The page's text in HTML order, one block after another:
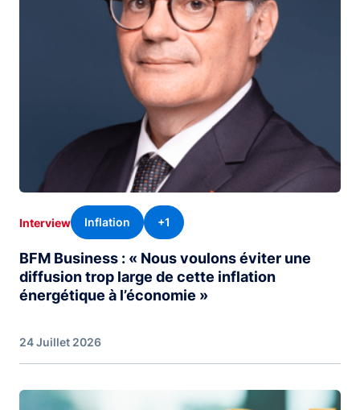
Interview Inflation +1
BFM Business : « Nous voulons éviter une
diffusion trop large de cette inflation
énergétique à l’économie »
24 Juillet 2026
Image